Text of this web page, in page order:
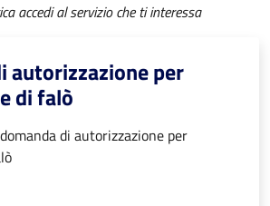
accedi al servizio che ti interessa
autorizzazione per
di falò
di autorizzazione per